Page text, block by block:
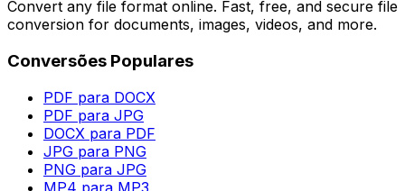
Convert any file format online. Fast, free, and secure file
conversion for documents, images, videos, and more.
Conversões Populares
PDF para DOCX
PDF para JPG
DOCX para PDF
JPG para PNG
PNG para JPG
MP4 para MP3